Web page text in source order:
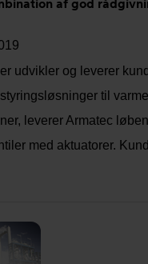
af god
udvikler og leverer
til
leverer Armatec
med aktuatorer.